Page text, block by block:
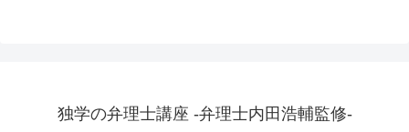
独学の弁理士講座 -弁理士内田浩輔監修-